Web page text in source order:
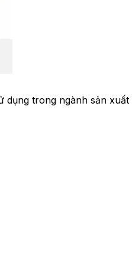
dụng trong ngành sản xuất